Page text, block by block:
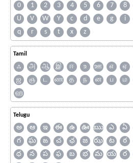
0 1 2 3 4 5 6 7 8
U
V W Y c d e g i
q
r s t x z
Tamil
ஃ அ ஆ இ ஈ உ ஊ எ ஏ
ஜ
ஞ ட ண த ந ன ப ம
ஹ
Telugu
అ ఆ ఇ ఈ ఉ ఊ ఋ ఎ ఏ
గ
ఘ ఙ చ ఛ జ ఝ ట ఠ
ధ
న ప ఫ బ భ మ య ర